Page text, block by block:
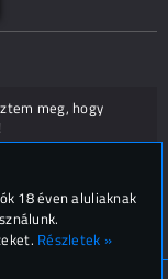
meg, hogy
18 éven aluliaknak
Részletek »